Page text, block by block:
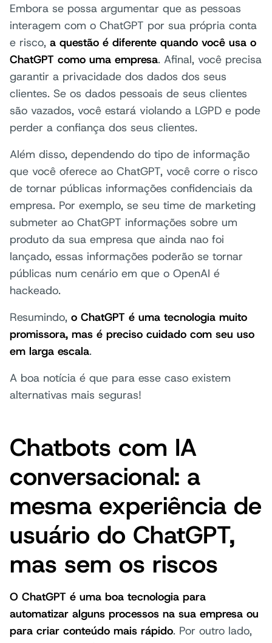
Embora se possa argumentar que as pessoas
interagem com o ChatGPT por sua própria conta
e risco, a questão é diferente quando você usa o
ChatGPT como uma empresa. Afinal, você precisa
garantir a privacidade dos dados dos seus
clientes. Se os dados pessoais de seus clientes
são vazados, você estará violando a LGPD e pode
perder a confiança dos seus clientes.
Além disso, dependendo do tipo de informação
que você oferece ao ChatGPT, você corre o risco
de tornar públicas informações confidenciais da
empresa. Por exemplo, se seu time de marketing
submeter ao ChatGPT informações sobre um
produto da sua empresa que ainda nao foi
lançado, essas informações poderão se tornar
públicas num cenário em que o OpenAI é
hackeado.
Resumindo, o ChatGPT é uma tecnologia muito
promissora, mas é preciso cuidado com seu uso
em larga escala.
A boa notícia é que para esse caso existem
alternativas mais seguras!
Chatbots com IA
conversacional: a
mesma experiência de
usuário do ChatGPT,
mas sem os riscos
O ChatGPT é uma boa tecnologia para
automatizar alguns processos na sua empresa ou
para criar conteúdo mais rápido. Por outro lado,